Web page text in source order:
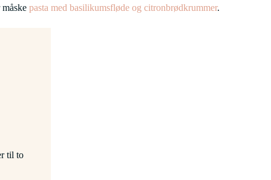
pasta med basilikumsfløde og citronbrødkrummer.
til to